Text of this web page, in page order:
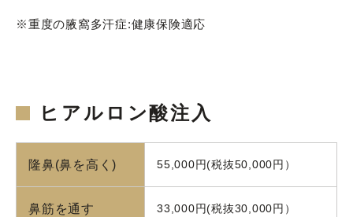
※重度の腋窩多汗症:健康保険適応
ヒアルロン酸注入
隆鼻(鼻を高く) 55,000円(税抜50,000円）
鼻筋を通す 33,000円(税抜30,000円）